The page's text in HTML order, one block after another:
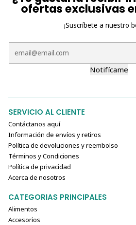
ofertas exclusivas
¡Suscríbete a nuestro
Notifícame
SERVICIO AL CLIENTE
Contáctanos aquí
Información de envíos y retiros
Política de devoluciones y reembolso
Términos y Condiciones
Política de privacidad
Acerca de nosotros
CATEGORIAS PRINCIPALES
Alimentos
Accesorios